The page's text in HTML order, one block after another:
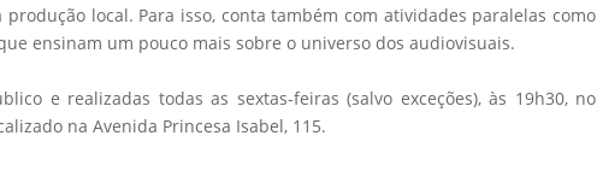
local. Para isso, conta também com atividades paralelas como
ensinam um pouco mais sobre o universo dos audiovisuais.
e realizadas todas as sextas-feiras (salvo exceções), às 19h30, no
na Avenida Princesa Isabel, 115.